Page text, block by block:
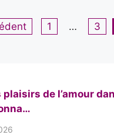
Page
1 … Page
3
de l’amour